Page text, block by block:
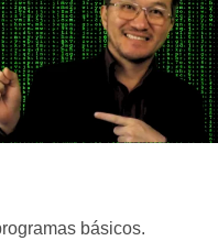
básicos.